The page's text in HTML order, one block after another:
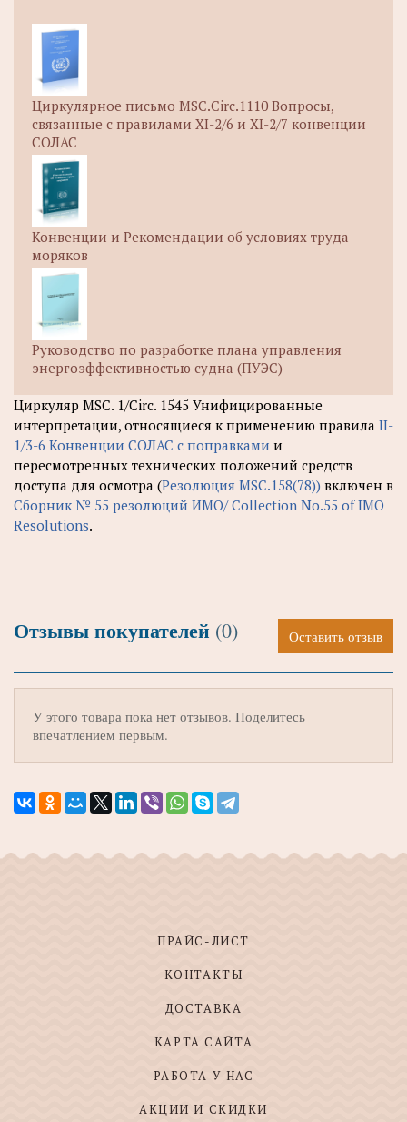
Циркулярное письмо MSC.Circ.1110 Вопросы,
связанные с правилами XI-2/6 и XI-2/7 конвенции
СОЛАС
Конвенции и Рекомендации об условиях труда
моряков
Руководство по разработке плана управления
энергоэффективностью судна (ПУЭС)
Циркуляр MSC. 1/Circ. 1545 Унифицированные
интерпретации, относящиеся к применению правила II-
1/3-6 Конвенции СОЛАС с поправками и
пересмотренных технических положений средств
доступа для осмотра (Резолюция MSC.158(78)) включен в
Сборник № 55 резолюций ИМО/ Collection No.55 of IMO
Resolutions.
Отзывы покупателей (0) Оставить отзыв
У этого товара пока нет отзывов. Поделитесь
впечатлением первым.
ПРАЙС-ЛИСТ
КОНТАКТЫ
ДОСТАВКА
КАРТА САЙТА
РАБОТА У НАС
АКЦИИ И СКИДКИ